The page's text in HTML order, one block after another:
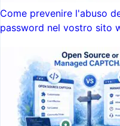
Come prevenire l'abuso
password nel vostro sito